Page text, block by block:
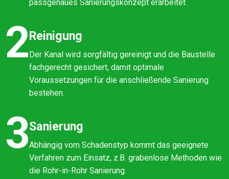
passgenaues Sanierungskonzept erarbeitet.
2Reinigung
Der Kanal wird sorgfältig gereinigt und die Baustelle
fachgerecht gesichert, damit optimale
Voraussetzungen für die anschließende Sanierung
bestehen.
3Sanierung
Abhängig vom Schadenstyp kommt das geeignete
Verfahren zum Einsatz, z.B. grabenlose Methoden wie
die Rohr-in-Rohr Sanierung.